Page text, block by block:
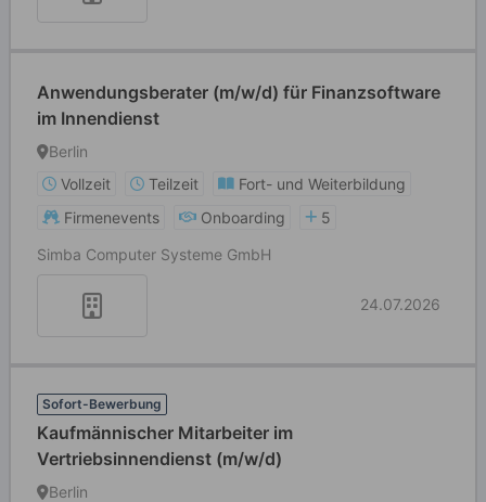
Anwendungsberater (m/w/d) für Finanzsoftware
im Innendienst
Berlin
Vollzeit
Teilzeit
Fort- und Weiterbildung
Firmenevents
Onboarding
5
Simba Computer Systeme GmbH
24.07.2026
Sofort-Bewerbung
Kaufmännischer Mitarbeiter im
Vertriebsinnendienst (m/w/d)
Berlin